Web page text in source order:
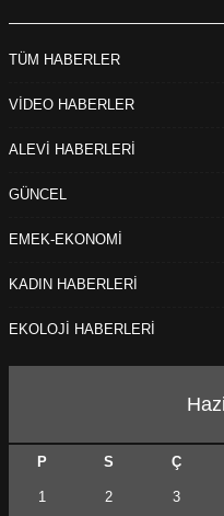
TÜM HABERLER
VİDEO HABERLER
ALEVİ HABERLERİ
GÜNCEL
EMEK-EKONOMİ
KADIN HABERLERİ
EKOLOJİ HABERLERİ
P S Ç
1 2 3